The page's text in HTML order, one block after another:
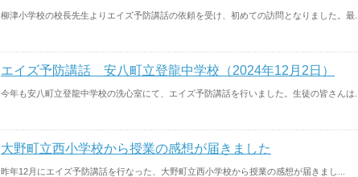
柳津小学校の校長先生よりエイズ予防講話の依頼を受け、初めての訪問となりました。最...
エイズ予防講話 安八町立登龍中学校（2024年12月2日）
今年も安八町立登龍中学校の洗心室にて、エイズ予防講話を行いました。生徒の皆さんは...
大野町立西小学校から授業の感想が届きました
昨年12月にエイズ予防講話を行なった、大野町立西小学校から授業の感想が届きまし...